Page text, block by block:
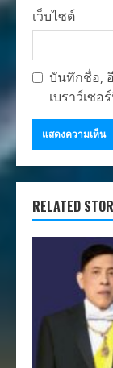
เว็บไซต์
บันทึกชื่อ,
เบราว์เซ
RELATED